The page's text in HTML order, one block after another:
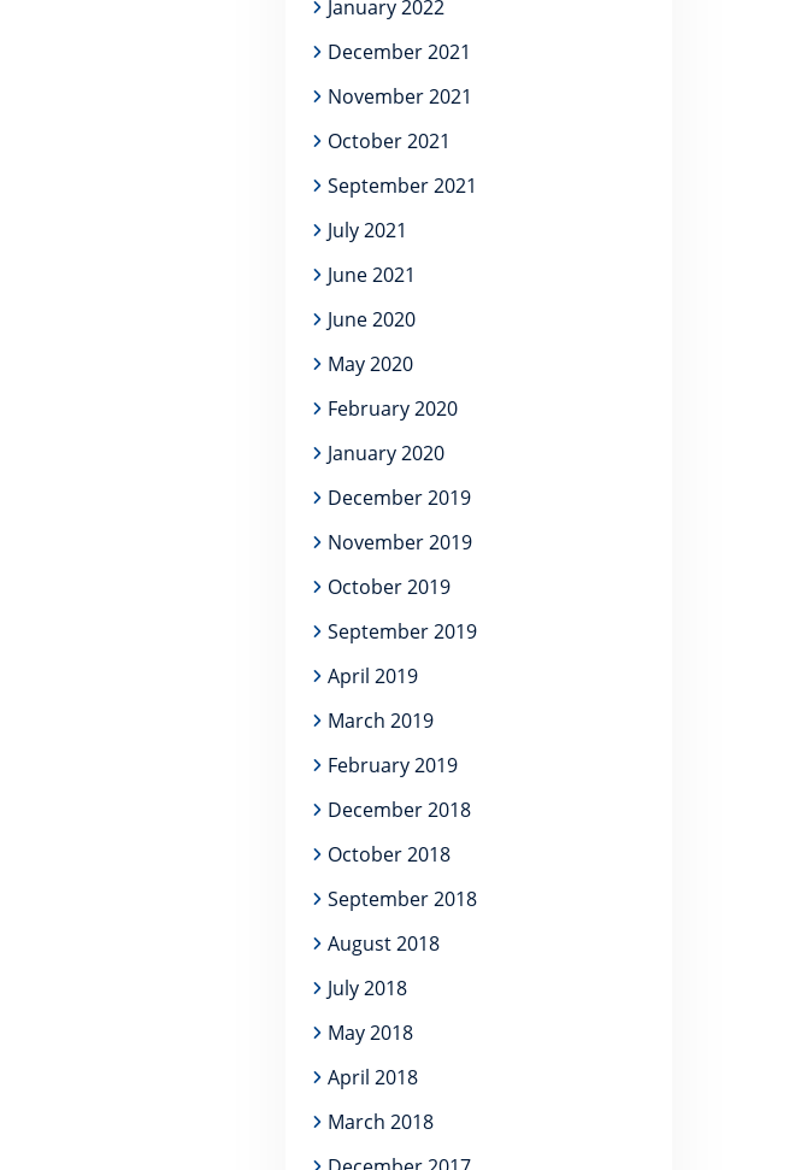
January 2022
December 2021
November 2021
October 2021
September 2021
July 2021
June 2021
June 2020
May 2020
February 2020
January 2020
December 2019
November 2019
October 2019
September 2019
April 2019
March 2019
February 2019
December 2018
October 2018
September 2018
August 2018
July 2018
May 2018
April 2018
March 2018